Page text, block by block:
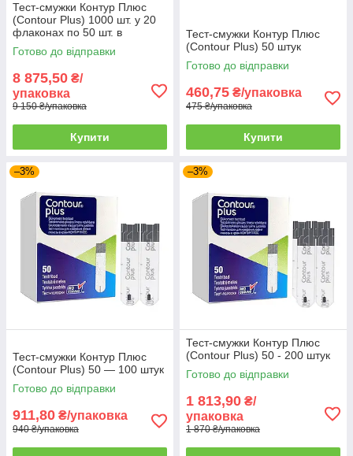
Тест-смужки Контур Плюс (В роздріб)
Товари в роздріб - такий тип товарів ви можете
в даному випадку відсутня підтримка "Prom Оплати".
Для більш вигідних покупок ми рекомендуємо вам
ознайомитися з нашим
"Оптовим"і"Акційним"
розділом для відстеження розпродажів та акційних
пропозицій.
Тест-смужки Контур Плюс
(Contour Plus) 1000 шт. у 20
флаконах по 50 шт. в
упаковці
Готово до відправки
8 875,50 ₴/
упаковка
9 150 ₴/упаковка
Купити
Тест-смужки Контур Плюс
(Contour Plus) 50 штук
Готово до відправки
460,75 ₴/упаковка
475 ₴/упаковка
Купити
–3%
Тест-смужки Контур Плюс
(Contour Plus) 50 — 100 штук
Готово до відправки
911,80 ₴/упаковка
940 ₴/упаковка
–3%
Тест-смужки Контур Плюс
(Contour Plus) 50 - 200 штук
Готово до відправки
1 813,90 ₴/
упаковка
1 870 ₴/упаковка